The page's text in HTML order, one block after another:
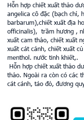
Hỗn hợp chiết xuất thảo
angelica cô đặc (bạch chỉ,
barbarum),chiết xuất địa
officinalis), trầm hương ,
xuất cam thảo, chiết xuất
xuất cát cánh, chiết xuất
menthol. nước tinh khiết,.
Hỗn hợp chiết xuất thảo
thảo. Ngoài ra còn có các
cát cánh, táo đỏ, đương